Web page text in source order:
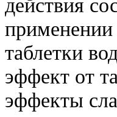
действия
применении
таблетки
эффект от
эффекты